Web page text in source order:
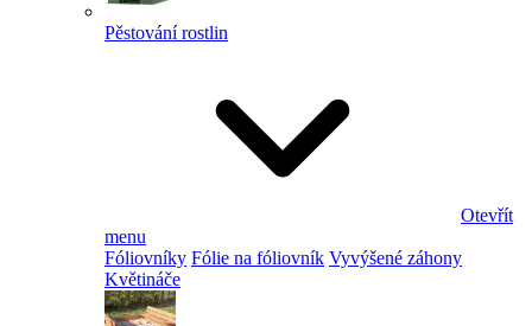
Pěstování rostlin
Otevřít
menu
Fóliovníky Fólie na fóliovník Vyvýšené záhony
Květináče